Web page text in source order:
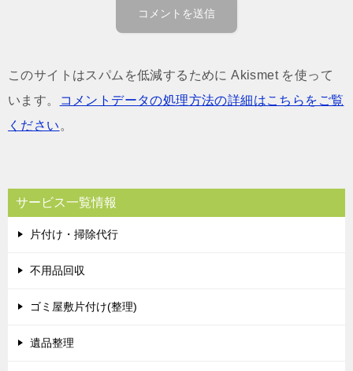
このサイトはスパムを低減するために Akismet を使って
います。
コメントデータの処理方法の詳細はこちらをご覧
ください 。
サービス一覧情報
片付け・掃除代行
不用品回収
ゴミ屋敷片付け(整理)
遺品整理